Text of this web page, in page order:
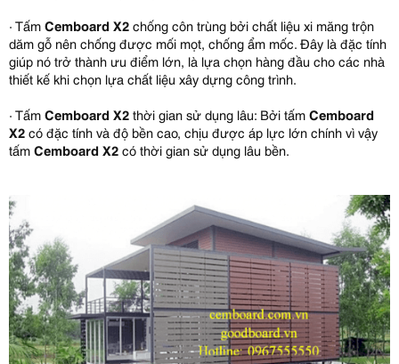
· TấmCemboard X2chống côn trùng bởi chất liệu xi măng trộn
dăm gỗ nên chống được mối mọt, chống ẩm mốc. Đây là đặc tính
giúp nó trở thành ưu điểm lớn, là lựa chọn hàng đầu cho các nhà
thiết kế khi chọn lựa chất liệu xây dựng công trình.
· TấmCemboard X2thời gian sử dụng lâu: Bởi tấmCemboard
X2có đặc tính và độ bền cao, chịu được áp lực lớn chính vì vậy
tấmCemboard X2có thời gian sử dụng lâu bền.